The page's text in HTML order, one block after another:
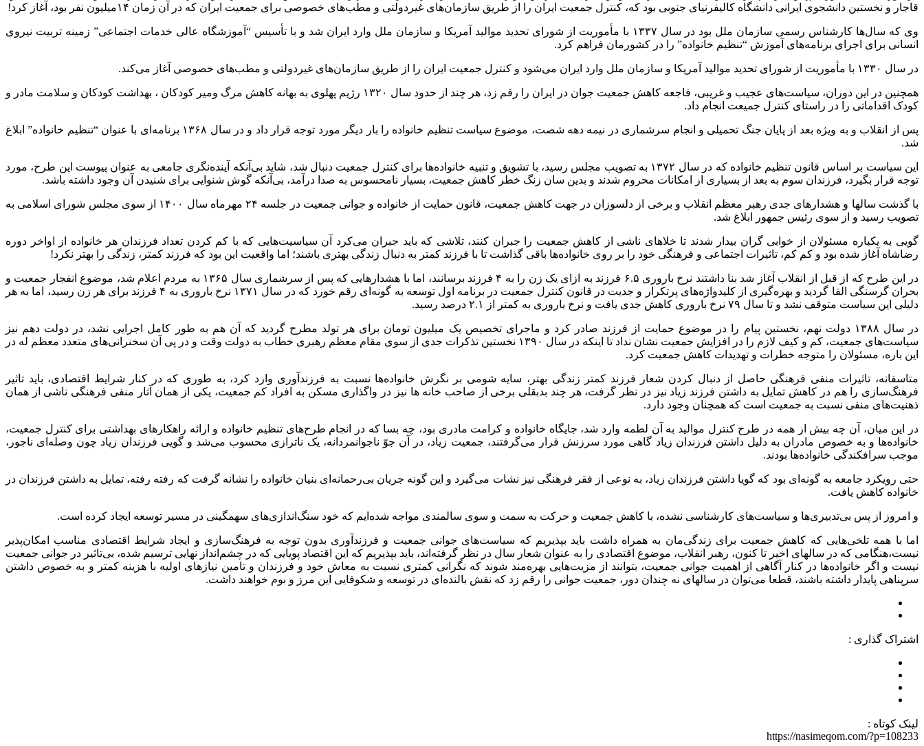
قاجار و نخستین دانشجوی ایرانی دانشگاه کالیفرنیای جنوبی بود که، کنترل جمعیت ایران را از طریق سازمان‌های غیردولتی و مطب‌های خصوصی برای جمعیت ایران که در آن زمان ۱۴میلیون نفر بود، آغاز کرد!
وی که سال‌ها کارشناس رسمی سازمان ملل بود در سال ۱۳۳۷ با مأموریت از شورای تحدید موالید آمریکا و سازمان ملل وارد ایران شد و با تأسیس “آموزشگاه عالی خدمات اجتماعی” زمینه تربیت نیروی
انسانی برای اجرای برنامه‌های آموزش “تنظیم خانواده” را در کشورمان فراهم کرد.
در سال ۱۳۳۰ با مأموریت از شورای تحدید موالید آمریکا و سازمان ملل وارد ایران می‌شود و کنترل جمعیت ایران را از طریق سازمان‌های غیردولتی و مطب‌های خصوصی آغاز می‌کند.
همچنین در این دوران، سیاست‌های عجیب و غریبی، فاجعه کاهش جمعیت جوان در ایران را رقم زد، هر چند از حدود سال ۱۳۲۰ رژیم پهلوی به بهانه کاهش مرگ ومیر کودکان ، بهداشت کودکان و سلامت مادر و
کودک اقداماتی را در راستای کنترل جمیعت انجام داد.
پس از انقلاب و به ویژه بعد از پایان جنگ تحمیلی و انجام سرشماری در نیمه دهه شصت، موضوع سیاست تنظیم خانواده را بار دیگر مورد توجه قرار داد و در سال ۱۳۶۸ برنامه‌ای با عنوان “تنظیم خانواده” ابلاغ
شد.
این سیاست بر اساس قانون تنظیم خانواده که در سال ۱۳۷۲ به تصویب مجلس رسید، با تشویق و تنبیه خانواده‌ها برای کنترل جمعیت دنبال شد، شاید بی‌آنکه آینده‌نگری جامعی به عنوان پیوست این طرح، مورد
توجه قرار بگیرد، فرزندان سوم به بعد از بسیاری از امکانات محروم شدند و بدین سان زنگ خطر کاهش جمعیت، بسیار نامحسوس به صدا درآمد، بی‌آنکه گوش شنوایی برای شنیدن آن وجود داشته باشد.
با گذشت سالها و هشدارهای جدی رهبر معظم انقلاب و برخی از دلسوزان در جهت کاهش جمعیت، قانون حمایت از خانواده و جوانی جمعیت در جلسه ۲۴ مهرماه سال ۱۴۰۰ از سوی مجلس شورای اسلامی به
تصویب رسید و از سوی رئیس جمهور ابلاغ شد.
گویی به یکباره مسئولان از خوابی گران بیدار شدند تا خلاهای ناشی از کاهش جمعیت را جبران کنند، تلاشی که باید جبران می‌کرد آن سیاسیت‌هایی که با کم کردن تعداد فرزندان هر خانواده از اواخر دوره
رضاشاه آغاز شده بود و کم کم، تاثیرات اجتماعی و فرهنگی خود را بر روی خانواده‌ها باقی گذاشت تا با فرزند کمتر به دنبال زندگی بهتری باشند؛ اما واقعیت این بود که فرزند کمتر، زندگی‌ را بهتر نکرد!
در این طرح که از قبل از انقلاب آغاز شد بنا داشتند نرخ باروری ۶.۵ فرزند به ازای یک زن را به ۴ فرزند برسانند، اما با هشدارهایی که پس از سرشماری سال ۱۳۶۵ به مردم اعلام شد، موضوع انفجار جمعیت و
بحران گرسنگی القا گردید و بهره‌گیری از کلیدواژه‌های پرتکرار و جدیت در قانون کنترل جمعیت در برنامه اول توسعه به گونه‌ای رقم خورد که در سال ۱۳۷۱ نرخ باروری به ۴ فرزند برای هر زن رسید، اما به هر
دلیلی این سیاست متوقف نشد و تا سال ۷۹ نرخ باروری کاهش جدی یافت و نرخ باروری به کمتر از ۲.۱ درصد رسید.
در سال ۱۳۸۸ دولت نهم، نخستین پیام را در موضوع حمایت از فرزند صادر کرد و ماجرای تخصیص یک میلیون تومان برای هر تولد مطرح گردید که آن هم به طور کامل اجرایی نشد، در دولت دهم نیز
سیاست‌های جمعیت، کم و کیف لازم را در افزایش جمعیت نشان نداد تا اینکه در سال ۱۳۹۰ نخستین تذکرات جدی از سوی مقام معظم رهبری خطاب به دولت وقت و در پی آن سخنرانی‌های متعدد معظم له در
این باره، مسئولان را متوجه خطرات و تهدیدات کاهش جمعیت کرد.
متاسفانه، تاثیرات منفی فرهنگی حاصل از دنبال کردن شعار فرزند کمتر زندگی بهتر، سایه شومی بر نگرش خانواده‌ها نسبت به فرزندآوری وارد کرد، به طوری که در کنار شرایط اقتصادی، باید تاثیر
فرهنگ‌سازی را هم در کاهش تمایل به داشتن فرزند زیاد نیز در نظر گرفت، هر چند بدبقلی برخی از صاحب خانه ها نیز در واگذاری مسکن به افراد کم جمعیت، یکی از همان آثار منفی فرهنگی ناشی از همان
ذهنیت‌های منفی نسبت به جمعیت است که همچنان وجود دارد.
در این میان، آن چه بیش از همه در طرح کنترل موالید به آن لطمه وارد شد، جایگاه خانواده و کرامت مادری بود، چه بسا که در انجام طرح‌های تنظیم خانواده و ارائه راهکارهای بهداشتی برای کنترل جمعیت،
خانواده‌ها و به خصوص مادران به دلیل داشتن فرزندان زیاد گاهی مورد سرزنش قرار می‌گرفتند، جمعیت زیاد، در آن جوّ ناجوانمردانه، یک ناترازی محسوب می‌شد و گویی فرزندان زیاد چون وصله‌ای ناجور،
موجب سرافکندگی خانواده‌ها بودند.
حتی رویکرد جامعه به گونه‌ای بود که گویا داشتن فرزندان زیاد، به نوعی از فقر فرهنگی نیز نشات می‌گیرد و این گونه جریان‌ بی‌رحمانه‌ای بنیان خانواده را نشانه گرفت که رفته رفته، تمایل به داشتن فرزندان در
خانواده کاهش یافت.
و امروز از پس بی‌تدبیری‌ها و سیاست‌‌های کارشناسی نشده، با کاهش جمعیت و حرکت به سمت و سوی سالمندی مواجه شده‌ایم که خود سنگ‌اندازی‌های سهمگینی در مسیر توسعه ایجاد کرده است.
اما با همه تلخی‌هایی که کاهش جمعیت برای زندگی‌‌مان به همراه داشت باید بپذیریم که سیاست‌های جوانی جمعیت و فرزندآوری بدون توجه به فرهنگ‌سازی و ایجاد شرایط اقتصادی مناسب امکان‌پذیر
نیست،هنگامی که در سالهای اخیر تا کنون، رهبر انقلاب، موضوع اقتصادی را به عنوان شعار سال در نظر گرفته‌اند، باید بپذیریم که این اقتصاد پویایی که در چشم‌انداز نهایی ترسیم شده، بی‌تاثیر در جوانی جمعیت
نیست و اگر خانواده‌ها در کنار آگاهی از اهمیت جوانی جمعیت، بتوانند از مزیت‌هایی بهره‌مند شوند که نگرانی کمتری نسبت به معاش خود و فرزندان و تامین نیازهای اولیه با هزینه کمتر و به خصوص داشتن
سرپناهی پایدار داشته باشند، قطعا می‌توان در سالهای نه چندان دور، جمعیت جوانی را رقم زد که نقش بالنده‌ای در توسعه و شکوفایی این مرز و بوم خواهند داشت.
اشتراک گذاری :
لینک کوتاه :
https://nasimeqom.com/?p=108233